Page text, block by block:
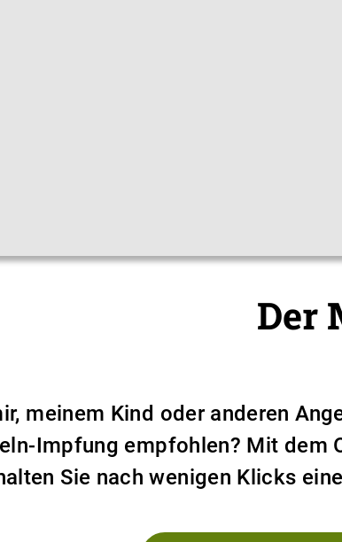
Der
meinem Kind oder anderen
Impfung empfohlen? Mit dem
Sie nach wenigen Klicks